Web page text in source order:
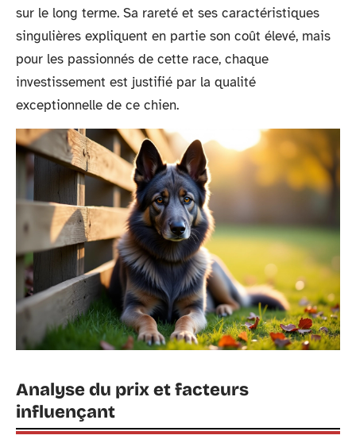
sur le long terme. Sa rareté et ses caractéristiques
singulières expliquent en partie son coût élevé, mais
pour les passionnés de cette race, chaque
investissement est justifié par la qualité
exceptionnelle de ce chien.
Analyse du prix et facteurs
influençant